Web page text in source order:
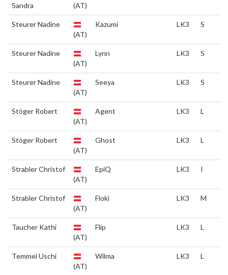
Sandra
(AT)
Steurer Nadine
(AT)
Kazumi LK3 S
Steurer Nadine
(AT)
Lynn LK3 S
Steurer Nadine
(AT)
Seeya LK3 S
Stöger Robert
(AT)
Agent LK3 L
Stöger Robert
(AT)
Ghost LK3 L
Strabler Christof
(AT)
EpiQ LK3 I
Strabler Christof
(AT)
Floki LK3 M
Taucher Kathi
(AT)
Flip LK3 L
Temmel Uschi
(AT)
Wilma LK3 L